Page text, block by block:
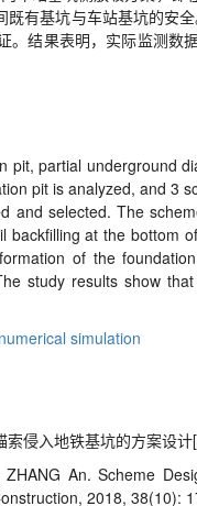
有基坑与车站基坑的安
结果表明，实际监测数
partial underground
pit is analyzed, and 3
selected. The
at the bottom
of the
study results show
numerical simulation
侵入地铁基坑的方案设
An. Scheme
2018, 38(10):